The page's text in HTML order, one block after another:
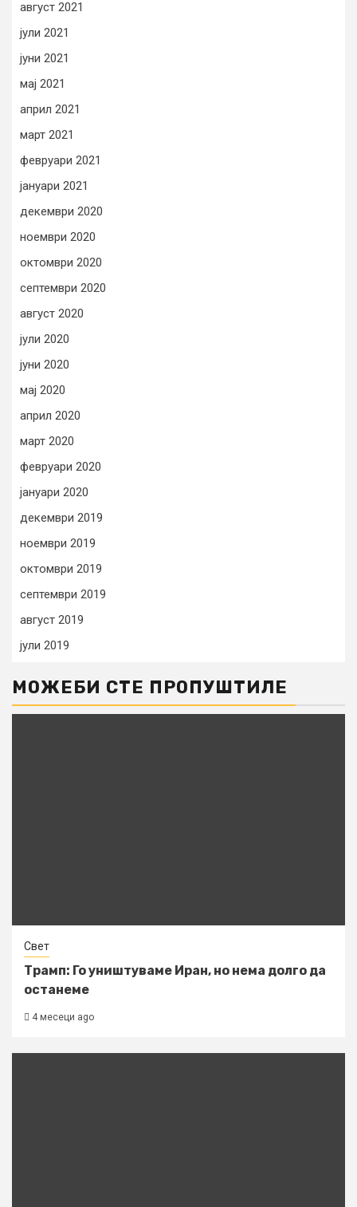
август 2021
јули 2021
јуни 2021
мај 2021
април 2021
март 2021
февруари 2021
јануари 2021
декември 2020
ноември 2020
октомври 2020
септември 2020
август 2020
јули 2020
јуни 2020
мај 2020
април 2020
март 2020
февруари 2020
јануари 2020
декември 2019
ноември 2019
октомври 2019
септември 2019
август 2019
јули 2019
МОЖЕБИ СТЕ ПРОПУШТИЛЕ
Свет
Трамп: Го уништуваме Иран, но нема долго да
останеме
4 месеци ago